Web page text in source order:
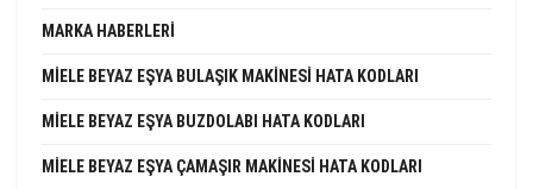
MARKA HABERLERI
MIELE BEYAZ EŞYA BULAŞIK MAKINESI HATA KODLARI
MIELE BEYAZ EŞYA BUZDOLABI HATA KODLARI
MIELE BEYAZ EŞYA ÇAMAŞIR MAKINESI HATA KODLARI